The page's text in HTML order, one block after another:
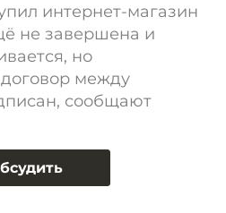
интернет-магазин
не завершена и
но
между
сообщают